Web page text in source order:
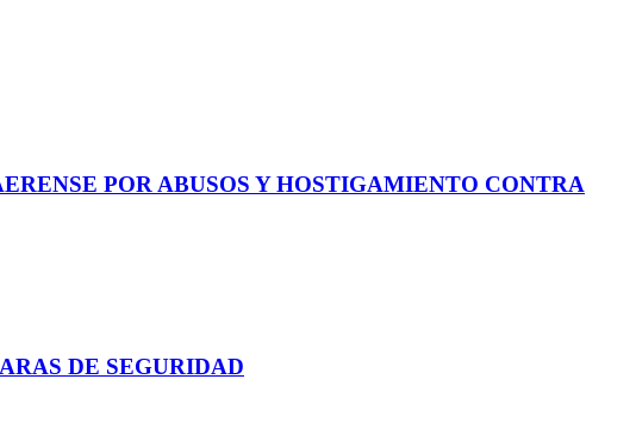
POR ABUSOS Y HOSTIGAMIENTO CONTRA
DE SEGURIDAD